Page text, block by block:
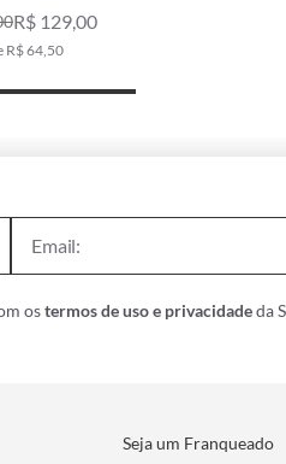
R$ 149,00
R$ 74,50
ostermos de uso e privacidadeda
Seja um Franqueado